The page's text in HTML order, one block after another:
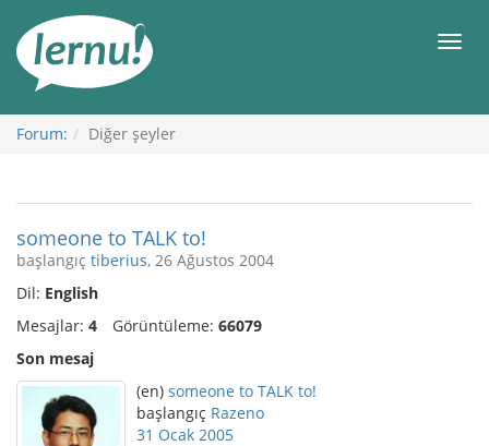
Görüntüleme
Forum: Diğer şeyler
someone to TALK to!
başlangıç tiberius, 26 Ağustos 2004
Dil: English
Mesajlar: 4 Görüntüleme: 66079
Son mesaj
(en) someone to TALK to!
başlangıç Razeno
31 Ocak 2005